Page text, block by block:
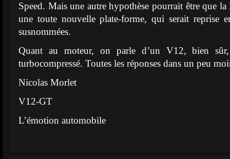
Speed. Mais une autre hypothèse pourrait être que
une toute nouvelle plate-forme, qui serait reprise
susnommées.
Quant au moteur, on parle d’un V12, bien
turbocompressé. Toutes les réponses dans un peu
Nicolas Morlet
V12-GT
L’émotion automobile